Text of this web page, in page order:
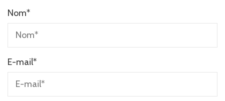
Nom*
E-mail*